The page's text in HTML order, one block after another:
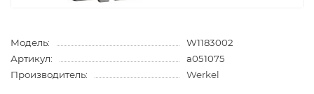
Модель:
W1183002
Артикул:
a051075
Производитель:
Werkel